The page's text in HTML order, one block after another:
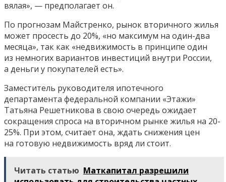
вялая», — предполагает он.
По прогнозам Майстренко, рынок вторичного жилья
может просесть до 20%, «но максимум на один-два
месяца», так как «недвижимость в принципе один
из немногих вариантов инвестиций внутри России,
а деньги у покупателей есть».
Заместитель руководителя ипотечного
департамента федеральной компании «Этажи»
Татьяна Решетникова в свою очередь ожидает
сокращения спроса на вторичном рынке жилья на 20-
25%. При этом, считает она, ждать снижения цен
на готовую недвижимость вряд ли стоит.
Читать статью Маткапитал разрешили